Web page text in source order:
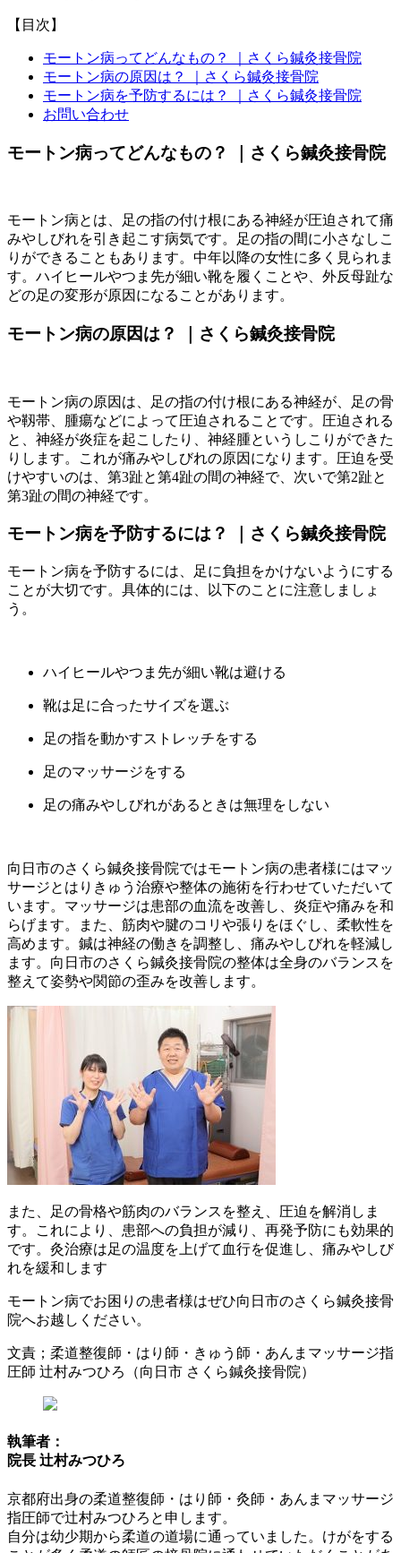
【目次】
モートン病ってどんなもの？ ｜さくら鍼灸接骨院
モートン病の原因は？ ｜さくら鍼灸接骨院
モートン病を予防するには？ ｜さくら鍼灸接骨院
お問い合わせ
モートン病ってどんなもの？ ｜さくら鍼灸接骨院
モートン病とは、足の指の付け根にある神経が圧迫されて痛
みやしびれを引き起こす病気です。足の指の間に小さなしこ
りができることもあります。中年以降の女性に多く見られま
す。ハイヒールやつま先が細い靴を履くことや、外反母趾な
どの足の変形が原因になることがあります。
モートン病の原因は？ ｜さくら鍼灸接骨院
モートン病の原因は、足の指の付け根にある神経が、足の骨
や靱帯、腫瘍などによって圧迫されることです。圧迫される
と、神経が炎症を起こしたり、神経腫というしこりができた
りします。これが痛みやしびれの原因になります。圧迫を受
けやすいのは、第3趾と第4趾の間の神経で、次いで第2趾と
第3趾の間の神経です。
モートン病を予防するには？ ｜さくら鍼灸接骨院
モートン病を予防するには、足に負担をかけないようにする
ことが大切です。具体的には、以下のことに注意しましょ
う。
ハイヒールやつま先が細い靴は避ける
靴は足に合ったサイズを選ぶ
足の指を動かすストレッチをする
足のマッサージをする
足の痛みやしびれがあるときは無理をしない
向日市のさくら鍼灸接骨院ではモートン病の患者様にはマッ
サージとはりきゅう治療や整体の施術を行わせていただいて
います。マッサージは患部の血流を改善し、炎症や痛みを和
らげます。また、筋肉や腱のコリや張りをほぐし、柔軟性を
高めます。鍼は神経の働きを調整し、痛みやしびれを軽減し
ます。向日市のさくら鍼灸接骨院の整体は全身のバランスを
整えて姿勢や関節の歪みを改善します。
また、足の骨格や筋肉のバランスを整え、圧迫を解消しま
す。これにより、患部への負担が減り、再発予防にも効果的
です。灸治療は足の温度を上げて血行を促進し、痛みやしび
れを緩和します
モートン病でお困りの患者様はぜひ向日市のさくら鍼灸接骨
院へお越しください。
文責；柔道整復師・はり師・きゅう師・あんまマッサージ指
圧師 辻村みつひろ（向日市 さくら鍼灸接骨院）
執筆者：
院長 辻村みつひろ
京都府出身の柔道整復師・はり師・灸師・あんまマッサージ
指圧師で辻村みつひろと申します。
自分は幼少期から柔道の道場に通っていました。けがをする